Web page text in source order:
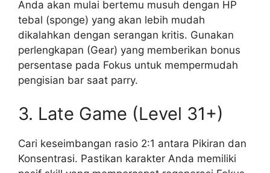
Anda akan mulai bertemu musuh dengan HP
tebal (sponge) yang akan lebih mudah
dikalahkan dengan serangan kritis. Gunakan
perlengkapan (Gear) yang memberikan bonus
persentase pada Fokus untuk mempermudah
pengisian bar saat parry.
3. Late Game (Level 31+)
Cari keseimbangan rasio 2:1 antara Pikiran dan
Konsentrasi. Pastikan karakter Anda memiliki